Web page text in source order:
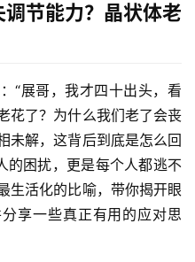
节能力？晶状体老
“展哥，我才四十出头，看
花了？ 为什么我们老了会丧
未解，这背后到底是怎么回
的困扰，更是每个人都逃不
生活化的比喻，带你揭开眼
享一些真正有用的应对思